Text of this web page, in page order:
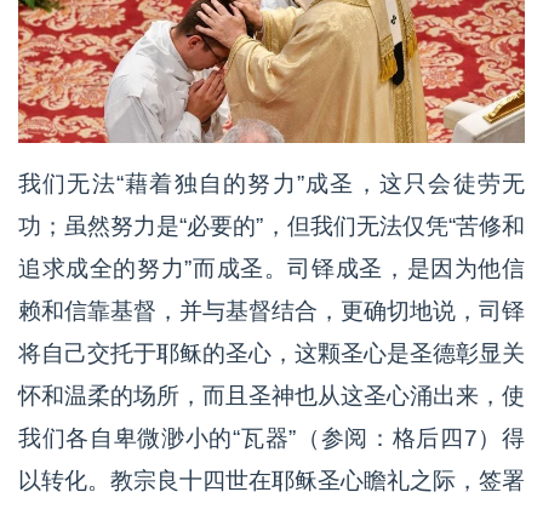
我们无法“藉着独自的努力”成圣，这只会徒劳无
功；虽然努力是“必要的”，但我们无法仅凭“苦修和
追求成全的努力”而成圣。司铎成圣，是因为他信
赖和信靠基督，并与基督结合，更确切地说，司铎
将自己交托于耶稣的圣心，这颗圣心是圣德彰显关
怀和温柔的场所，而且圣神也从这圣心涌出来，使
我们各自卑微渺小的“瓦器”（参阅：格后四7）得
以转化。教宗良十四世在耶稣圣心瞻礼之际，签署